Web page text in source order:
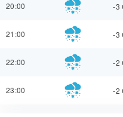
20:00 -3
21:00 -3
22:00 -2
23:00 -2